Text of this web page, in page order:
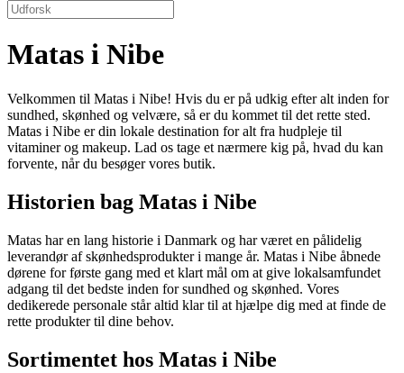
Matas i Nibe
Velkommen til Matas i Nibe! Hvis du er på udkig efter alt inden for
sundhed, skønhed og velvære, så er du kommet til det rette sted.
Matas i Nibe er din lokale destination for alt fra hudpleje til
vitaminer og makeup. Lad os tage et nærmere kig på, hvad du kan
forvente, når du besøger vores butik.
Historien bag Matas i Nibe
Matas har en lang historie i Danmark og har været en pålidelig
leverandør af skønhedsprodukter i mange år. Matas i Nibe åbnede
dørene for første gang med et klart mål om at give lokalsamfundet
adgang til det bedste inden for sundhed og skønhed. Vores
dedikerede personale står altid klar til at hjælpe dig med at finde de
rette produkter til dine behov.
Sortimentet hos Matas i Nibe